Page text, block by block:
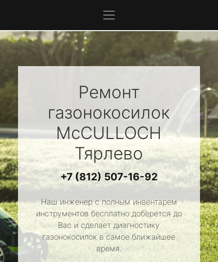
Ремонт
газонокосилок
McCULLOCH
Тярлево
+7 (812) 507-16-92
Наш инженер с полным инвентарем
инструментов бесплатно доберется до
Вас и сделает диагностику
газонокосилок в самое ближайшее
время.